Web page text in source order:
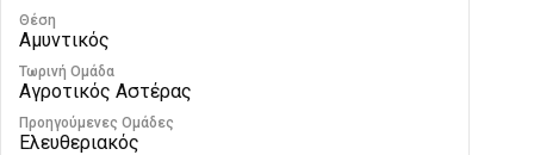
Θέση
Αμυντικός
Τωρινή Ομάδα
Αγροτικός Αστέρας
Προηγούμενες Ομάδες
Ελευθεριακός